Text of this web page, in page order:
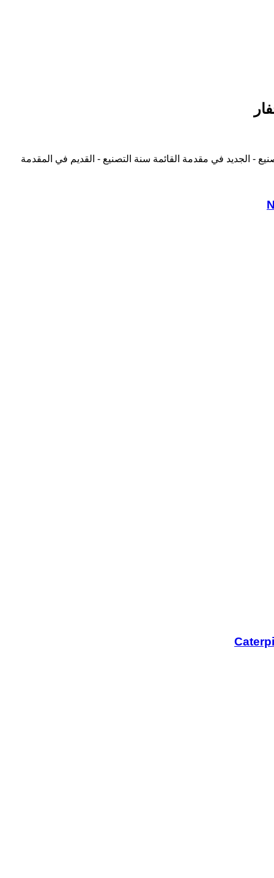
- الجديد في مقدمة القائمة سنة التصنيع - القديم في المقدمة